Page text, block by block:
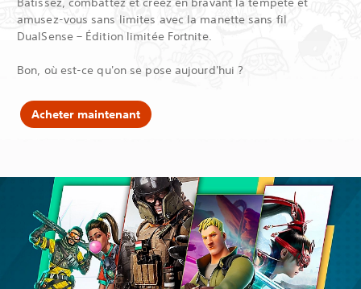
amusez-vous sans limites avec la manette sans fil
DualSense – Édition limitée Fortnite.
Bon, où est-ce qu'on se pose aujourd'hui ?
Acheter maintenant